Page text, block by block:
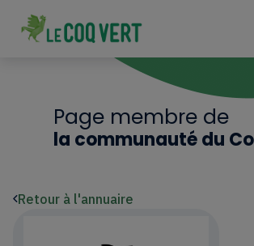
Page membre de
la communauté du
Retour à l'annuaire